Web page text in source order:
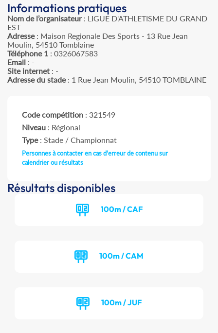
Informations pratiques
Nom de l’organisateur: LIGUE D'ATHLETISME DU GRAND
EST
Adresse: Maison Regionale Des Sports - 13 Rue Jean
Moulin, 54510 Tomblaine
Téléphone 1 : 0326067583
Email : -
Site internet : -
Adresse du stade: 1 Rue Jean Moulin, 54510 TOMBLAINE
Code compétition : 321549
Niveau : Régional
Type: Stade / Championnat
Personnes à contacter en cas d'erreur de contenu sur
calendrier ou résultats
Résultats disponibles
100m / CAF
100m / CAM
100m / JUF